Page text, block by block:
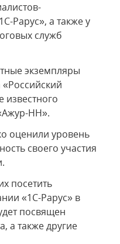
Рарус», а также у
служб
экземпляры
известного
НН».
оценили уровень
своего участия
посетить
«1С-Рарус» в
посвящен
а также другие